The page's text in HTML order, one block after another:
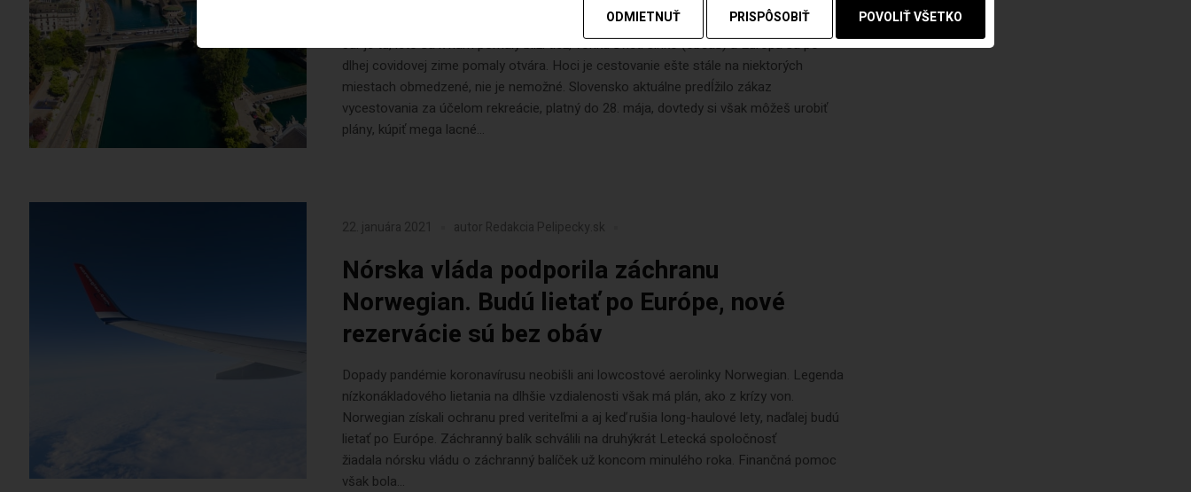
Jar je tu, leto sa k nám pomaly blíži tiež, vonku svieti slnko (občas) a Európa sa po
dlhej covidovej zime pomaly otvára. Hoci je cestovanie ešte stále na niektorých
miestach obmedzené, nie je nemožné. Slovensko aktuálne predĺžilo zákaz
vycestovania za účelom rekreácie, platný do 28. mája, dovtedy si však môžeš urobiť
plány, kúpiť mega lacné...
22. januára 2021 autor Redakcia Pelipecky.sk
Nórska vláda podporila záchranu
Norwegian. Budú lietať po Európe, nové
rezervácie sú bez obáv
Dopady pandémie koronavírusu neobišli ani lowcostové aerolinky Norwegian. Legenda
nízkonákladového lietania na dlhšie vzdialenosti však má plán, ako z krízy von.
Norwegian získali ochranu pred veriteľmi a aj keď rušia long-haulové lety, naďalej budú
lietať po Európe. Záchranný balík schválili na druhýkrát Letecká spoločnosť
žiadala nórsku vládu o záchranný balíček už koncom minulého roka. Finančná pomoc
však bola...
ODMIETNUŤ PRISPÔSOBIŤ POVOLIŤ VŠETKO